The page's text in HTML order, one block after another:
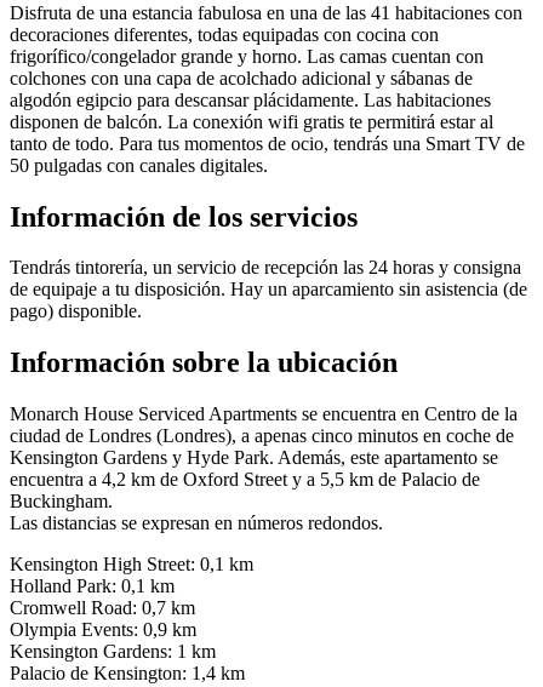
Disfruta de una estancia fabulosa en una de las 41 habitaciones con
decoraciones diferentes, todas equipadas con cocina con
frigorífico/congelador grande y horno. Las camas cuentan con
colchones con una capa de acolchado adicional y sábanas de
algodón egipcio para descansar plácidamente. Las habitaciones
disponen de balcón. La conexión wifi gratis te permitirá estar al
tanto de todo. Para tus momentos de ocio, tendrás una Smart TV de
50 pulgadas con canales digitales.
Información de los servicios
Tendrás tintorería, un servicio de recepción las 24 horas y consigna
de equipaje a tu disposición. Hay un aparcamiento sin asistencia (de
pago) disponible.
Información sobre la ubicación
Monarch House Serviced Apartments se encuentra en Centro de la
ciudad de Londres (Londres), a apenas cinco minutos en coche de
Kensington Gardens y Hyde Park. Además, este apartamento se
encuentra a 4,2 km de Oxford Street y a 5,5 km de Palacio de
Buckingham.
Las distancias se expresan en números redondos.
Kensington High Street: 0,1 km
Holland Park: 0,1 km
Cromwell Road: 0,7 km
Olympia Events: 0,9 km
Kensington Gardens: 1 km
Palacio de Kensington: 1,4 km